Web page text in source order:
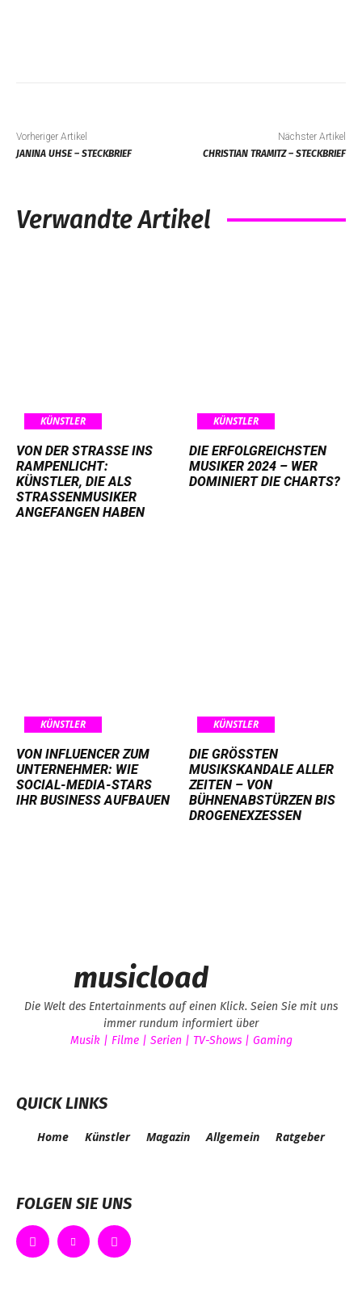
Vorheriger Artikel
JANINA UHSE – STECKBRIEF
Nächster Artikel
CHRISTIAN TRAMITZ – STECKBRIEF
Verwandte Artikel
KÜNSTLER
VON DER STRASSE INS R
AMPENLICHT: K
ÜNSTLER, DIE ALS S
TRASSENMUSIKER AN
GEFANGEN HABEN
KÜNSTLER
DIE ERFOLGREICHSTEN
MUSIKER 2024 – WER
DOMINIERT DIE CHARTS?
KÜNSTLER
VON INFLUENCER ZUM
UNTERNEHMER: WIE
SOCIAL-MEDIA-STARS
IHR BUSINESS AUFBAUEN
KÜNSTLER
DIE GRÖSSTEN M
USIKSKANDALE ALLER Z
EITEN – VON B
ÜHNENABSTÜRZEN BIS D
ROGENEXZESSEN
musicload
Die Welt des Entertainments auf einen Klick. Seien Sie mit uns
immer rundum informiert über
Musik | Filme | Serien | TV-Shows | Gaming
QUICK LINKS
Home Künstler Magazin Allgemein Ratgeber
FOLGEN SIE UNS